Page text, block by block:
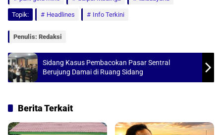
s
p
b
k
l
Topik: Headlines Info Terkini
Penulis: Redaksi
Sidang Kasus Pembacokan Pasar Sentral
Berujung Damai di Ruang Sidang
Berita Terkait